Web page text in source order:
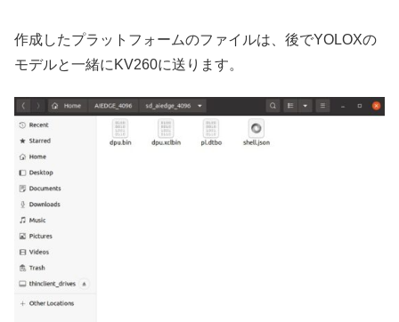
作成したプラットフォームのファイルは、後でYOLOXの
モデルと一緒にKV260に送ります。